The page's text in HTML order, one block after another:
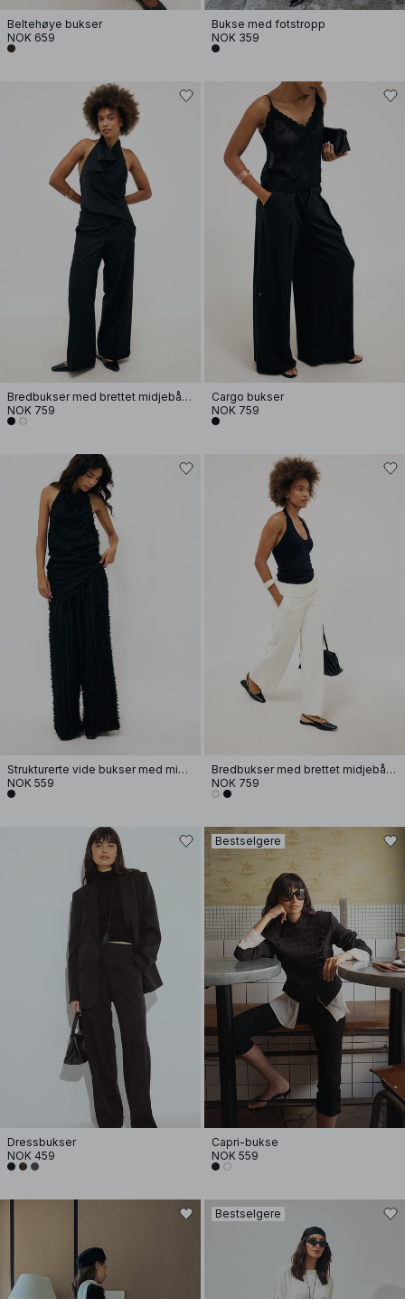
Beltehøye bukser
NOK 659
Bukse med fotstropp
NOK 359
Bredbukser med brettet midjebånd
NOK 759
Cargo bukser
NOK 759
Strukturerte vide bukser med middels høy midje
NOK 559
Bredbukser med brettet midjebånd
NOK 759
Dressbukser
NOK 459
Bestselgere
Capri-bukse
NOK 559
Bestselgere